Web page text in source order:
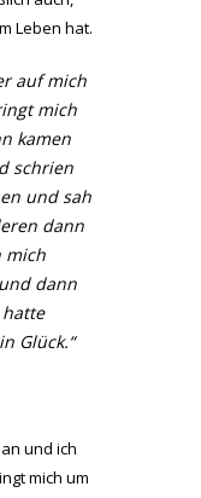
Leben hat.
auf mich
mich
kamen
schrien
und sah
dann
mich
dann
Glück.“
und ich
mich um